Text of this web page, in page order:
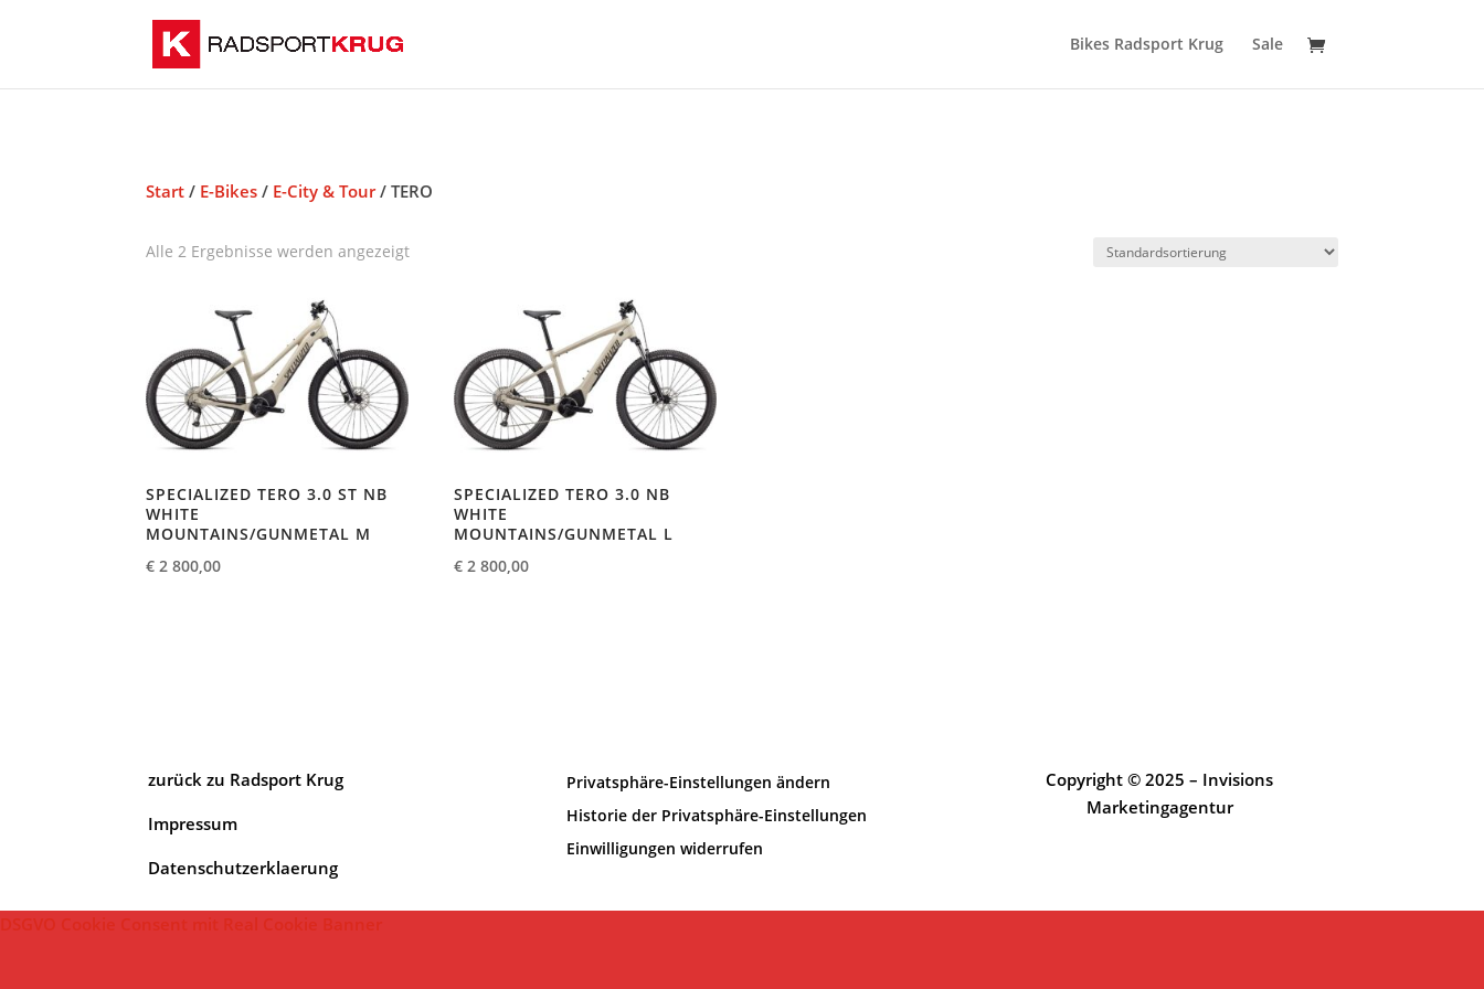
Bikes Radsport Krug Sale
Start / E-Bikes / E-City & Tour/ TERO
Alle 2 Ergebnisse werden angezeigt
SPECIALIZED TERO 3.0 ST NB
WHITE
MOUNTAINS/GUNMETAL M
€ 2 800,00
SPECIALIZED TERO 3.0 NB
WHITE
MOUNTAINS/GUNMETAL L
€ 2 800,00
zurück zu Radsport Krug
Impressum
Datenschutzerklaerung
Privatsphäre-Einstellungen ändern
Historie der Privatsphäre-Einstellungen
Einwilligungen widerrufen
Copyright © 2025 – Invisions
Marketingagentur
DSGVO Cookie Consent mit Real Cookie Banner